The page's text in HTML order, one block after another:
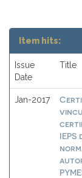
Item hits:
Issue
Date
Title
Jan-2017